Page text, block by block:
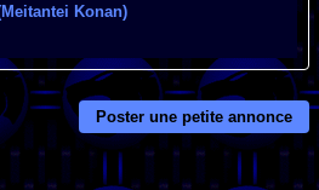
Konan)
Poster une petite annonce